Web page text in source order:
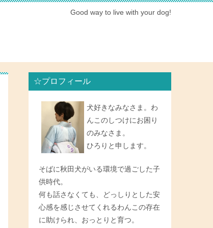
Good way to live with your dog!
☆プロフィール
犬好きなみなさま。わ
んこのしつけにお困り
のみなさま。
ひろりと申します。
そばに秋田犬がいる環境で過ごした子
供時代。
何も話さなくても、どっしりとした安
心感を感じさせてくれるわんこの存在
に助けられ、おっとりと育つ。